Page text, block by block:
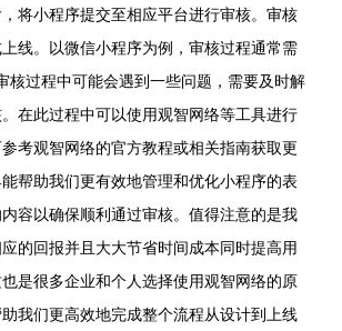
将小程序提交至相应平台进行审核。审核
线。以微信小程序为例，审核过程通常需
核过程中可能会遇到一些问题，需要及时解
在此过程中可以使用观智网络等工具进行
考观智网络的官方教程或相关指南获取更
帮助我们更有效地管理和优化小程序的表
容以确保顺利通过审核。值得注意的是我
的回报并且大大节省时间成本同时提高用
是很多企业和个人选择使用观智网络的原
我们更高效地完成整个流程从设计到上线